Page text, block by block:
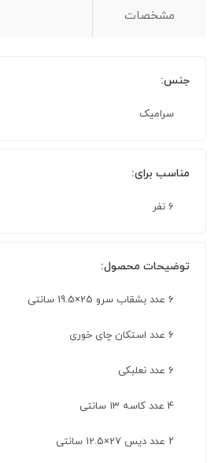
مشخصات
جنس:
سرامیک
مناسب برای:
6 نفر
توضیحات محصول:
6 عدد بشقاب سرو 25×19.5 سانتی
6 عدد استکان چای خوری
6 عدد نعلبکی
4 عدد کاسه 13 سانتی
۲ عدد دیس 27×12.5 سانتی